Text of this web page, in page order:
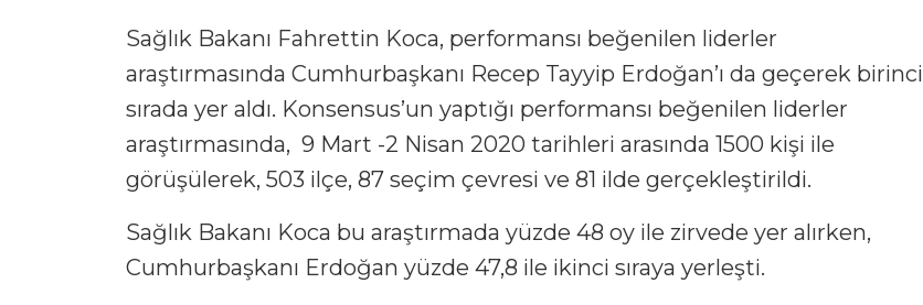
Sağlık Bakanı Fahrettin Koca, performansı beğenilen liderler
araştırmasında Cumhurbaşkanı Recep Tayyip Erdoğan’ı da geçerek birinci
sırada yer aldı. Konsensus’un yaptığı performansı beğenilen liderler
araştırmasında, 9 Mart -2 Nisan 2020 tarihleri arasında 1500 kişi ile
görüşülerek, 503 ilçe, 87 seçim çevresi ve 81 ilde gerçekleştirildi.
Sağlık Bakanı Koca bu araştırmada yüzde 48 oy ile zirvede yer alırken,
Cumhurbaşkanı Erdoğan yüzde 47,8 ile ikinci sıraya yerleşti.